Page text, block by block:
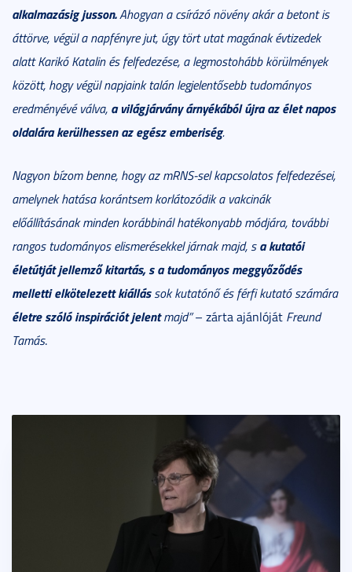
alkalmazásig jusson.Ahogyan a csírázó növény akár a betont is
áttörve, végül a napfényre jut, úgy tört utat magának évtizedek
alatt Karikó Katalin és felfedezése, a legmostohább körülmények
között, hogy végül napjaink talán legjelentősebb tudományos
eredményévé válva, a világjárvány árnyékából újra az élet napos
oldalára kerülhessen az egész emberiség.
Nagyon bízom benne, hogy az mRNS-sel kapcsolatos felfedezései,
amelynek hatása korántsem korlátozódik a vakcinák
előállításának minden korábbinál hatékonyabb módjára, további
rangos tudományos elismerésekkel járnak majd, sa kutatói
életútját jellemző kitartás, s a tudományos meggyőződés
melletti elkötelezett kiállássok kutatónő és férfi kutató számára
életre szóló inspirációt jelentmajd”– zárta ajánlóját Freund
Tamás.